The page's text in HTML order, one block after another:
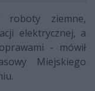
roboty ziemne,
elektrycznej, a
- mówił
Miejskiego